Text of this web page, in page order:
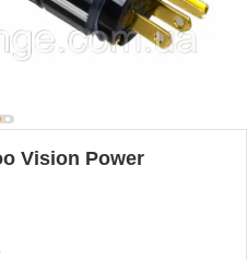
Vision Power